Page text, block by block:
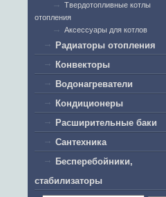
Твердотопливные котлы
отопления
Аксессуары для котлов
Радиаторы отопления
Конвекторы
Водонагреватели
Кондиционеры
Расширительные баки
Сантехника
Бесперебойники,
стабилизаторы